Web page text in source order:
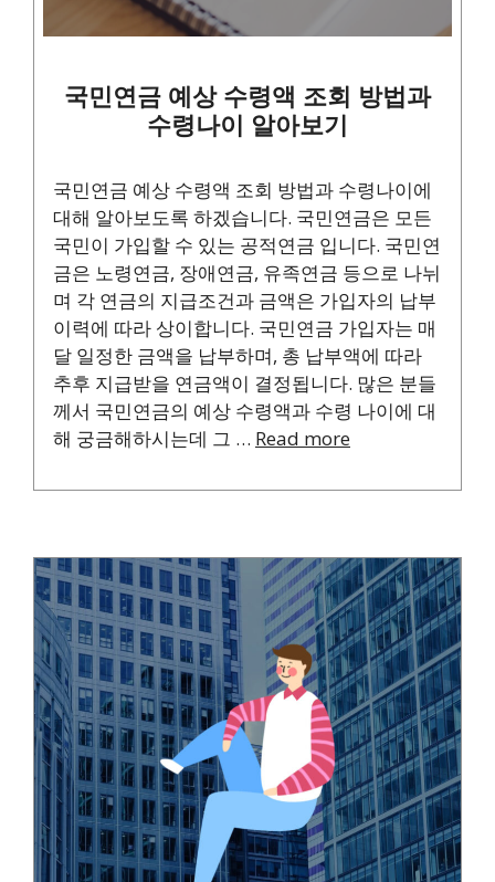
국민연금 예상 수령액 조회 방법과
수령나이 알아보기
국민연금 예상 수령액 조회 방법과 수령나이에
대해 알아보도록 하겠습니다. 국민연금은 모든
국민이 가입할 수 있는 공적연금 입니다. 국민연
금은 노령연금, 장애연금, 유족연금 등으로 나뉘
며 각 연금의 지급조건과 금액은 가입자의 납부
이력에 따라 상이합니다. 국민연금 가입자는 매
달 일정한 금액을 납부하며, 총 납부액에 따라
추후 지급받을 연금액이 결정됩니다. 많은 분들
께서 국민연금의 예상 수령액과 수령 나이에 대
해 궁금해하시는데 그 … Read more